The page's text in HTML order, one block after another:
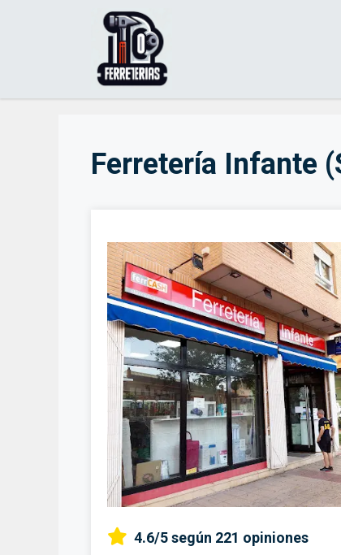
Ferretería Infante
4.6/5según 221 opiniones